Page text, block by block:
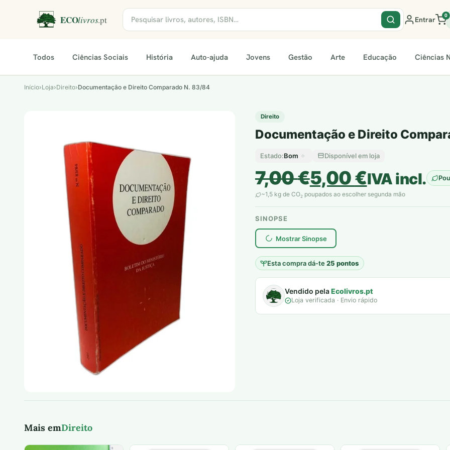
Entrar 0
Todos Ciências Sociais História Auto-ajuda Jovens Gestão Arte Educação Ciências
Início›Loja›Direito›Documentação e Direito Comparado N. 83/84
Direito
Documentação e Direito
Estado:Bom Disponível em loja
7,00€
O
preço
original
era:
7,00 €.
5,00€
O
preço
atual
é:
5,00 €.
IVA incl.
~1,5 kg de CO2 poupados ao escolher segunda mão
SINOPSE
Mostrar Sinopse
Esta compra dá-te25 pontos
plantar árvores reais
Vendido pelaEcolivros.pt
Loja verificada · Envio rápido
Mais emDireito